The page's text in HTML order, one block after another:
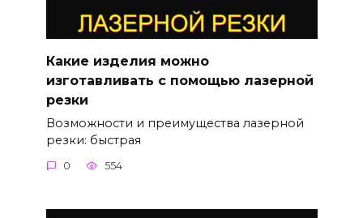
Какие изделия можно
изготавливать с помощью лазерной
резки
Возможности и преимущества лазерной
резки: быстрая
0 554